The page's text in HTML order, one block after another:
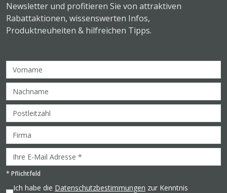
Newsletter und profitieren Sie von attraktiven
Rabattaktionen, wissenswerten Infos,
Produktneuheiten & hilfreichen Tipps.
* Pflichtfeld
Ich habe die Datenschutzbestimmungen zur Kenntnis